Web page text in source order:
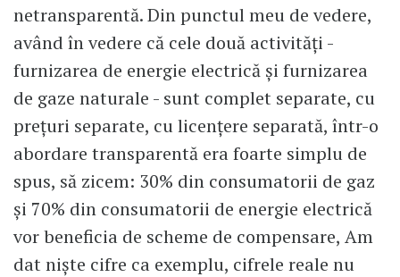
netransparentă. Din punctul meu de vedere,
având în vedere că cele două activități -
furnizarea de energie electrică și furnizarea
de gaze naturale - sunt complet separate, cu
prețuri separate, cu licențere separată, într-o
abordare transparentă era foarte simplu de
spus, să zicem: 30% din consumatorii de gaz
și 70% din consumatorii de energie electrică
vor beneficia de scheme de compensare, Am
dat niște cifre ca exemplu, cifrele reale nu